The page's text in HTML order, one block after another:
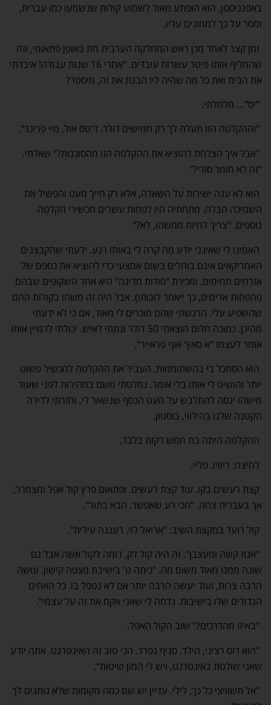
באפגניסטן. הוא הופתע מאוד לשמוע קולות שנשמעו כמו עברית,
ומסר על כך לממונים עליו.
זמן קצר לאחר מכן ראש המחלקה הערבית מת באופן פתאומי, וזה
שהחליף אותו פיטר עשרות עובדים. "אחרי 16 שנות עבודה! איבדתי
את הבית ואת כל מה שהיה לי! הבנת את זה, מיסטר?
"יס"… מלמלתי.
"וההקלטה הזו תעלה לך רק חמישים דולר. ד'טס אול, מיי פרינד".
"אבל איך הצלחת להוציא את ההקלטה הזו מהסוכנות?" שאלתי.
"זה לא חומר סודי?"
הוא לא ענה ישירות על השאלה, אלא רק חייך מעט והפשיל את
השמיכה הבלה. מתחתיה היו לפחות עשרים מכשירי הקלטה
נוספים. "צריך לחיות ממשהו, לא?"
האמינו לי שאינני יודע מה קרה לי באותו רגע. ידעתי שהקבצנים
האמריקאים אינם בוחלים בשום אמצעי כדי להוציא את כספם של
אזרחים תמימים, ומכירת "סודות מדינה" היא אחד השקופים שבהם
(והפחות אלימים, כך ייאמר לזכותו). אבל היה זה משהו בקולות ההם
שהשפיע עלי. הרגשתי שהם מוכרים לי מאוד, אם כי לא ידעתי
מהיכן. כמוכה חלום הוצאתי 50 דולר ונתתי לאיש. יכולתי לדמיין אותו
אומר לעצמו "א סאץ' אוף פראייר".
הוא הסתכל בי בהשתוממות, העביר את ההקלטה למכשיר פשוט
יותר והושיט לי אותו בלי אומר. נמלטתי משם במהירות לפני שעוד
מישהו ינסה להתלבש על מעט הכסף שנשאר לי, וחזרתי לדירה
הקטנה שלנו בהילווי, בוסטון.
ההקלטה היתה בת חמש דקות בלבד.
לחיצה: ריוויו. פליי.
קצת רעשים בקו. עוד קצת רעשים. ופתאום פרץ קול אפל ומצמרר,
אך בעברית צחה. "הכי רע שאפשר. הבא בתור".
קול רועד במקצת השיב: "אריאל לוי. רעננה עילית".
"אגוז קשה ומעצבן". זה היה קול דק, דומה לקול אשה אבל גם
שונה ממנו מאוד משום מה. "כיתה ט' בישיבת מצפה קישון. עושה
הרבה צרות, ועוד יעשה הרבה יותר אם לא נטפל בו. כל האחים
הגדולים שלו בישיבות. נדמה לי שאני אקח את זה על עצמי".
"באיזו מהדרכים?" שוב הקול האפל.
"הוא דוס רציני, הילד. סניף נפרד. הכי טוב זה האינטרנט. אתה יודע
שאני שולטת באינטרנט, ויש לי המון שיטות".
"אל תשוויצי כל כך, לילי. עדיין יש שם כמה מקומות שלא נותנים לך